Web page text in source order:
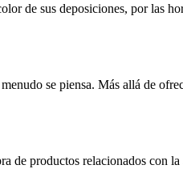
de sus deposiciones, por las
se piensa. Más allá de
de productos relacionados con